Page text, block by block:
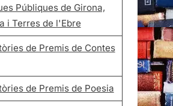
Públiques de Girona,
i Terres de l'Ebre
de Premis de Contes
de Premis de Poesia